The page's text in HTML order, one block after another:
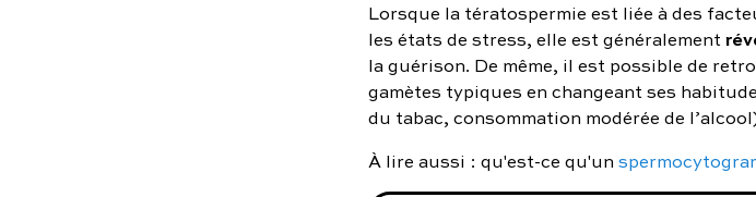
Lorsque la tératospermie est liée à des
les états de stress, elle est généralement
la guérison. De même, il est possible de
gamètes typiques en changeant ses
du tabac, consommation modérée de
À lire aussi : qu'est-ce qu'un